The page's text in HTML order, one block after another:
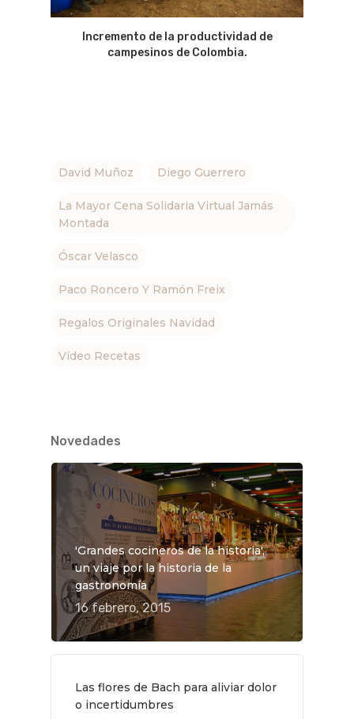
Incremento de la productividad de
campesinos de Colombia.
David Muñoz Diego Guerrero
La Mayor Cena Solidaria Virtual Jamás
Montada
Óscar Velasco
Paco Roncero Y Ramón Freix
Regalos Originales Navidad
Vídeo Recetas
Novedades
'Grandes cocineros de la historia',
un viaje por la historia de la
gastronomía
16 febrero, 2015
Las flores de Bach para aliviar dolor
o incertidumbres